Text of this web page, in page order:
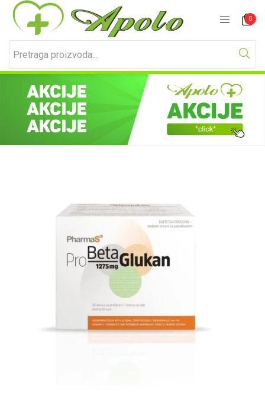
0
Prijavite se Registracija
Unesite svoje korisničko ime i lozinku za prijavu.
Izgubljena lozinka?